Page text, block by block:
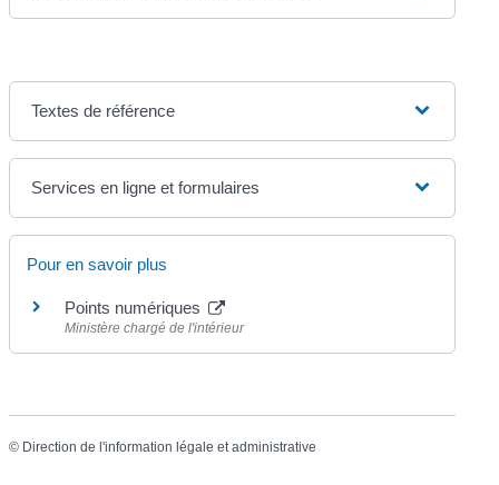
Textes de référence
Services en ligne et formulaires
Pour en savoir plus
Points numériques
Ministère chargé de l'intérieur
© Direction de l'information légale et administrative